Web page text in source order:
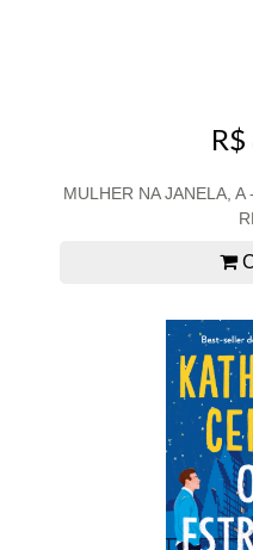
MULHER NA JANELA, A